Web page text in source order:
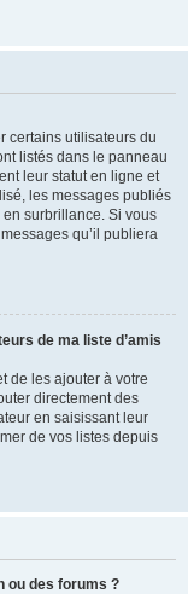
certains utilisateurs du
listés dans le panneau
leur statut en ligne et
les messages publiés
surbrillance. Si vous
qu’il publiera
de ma liste d’amis
de les ajouter à votre
directement des
en saisissant leur
de vos listes depuis
ou des forums ?